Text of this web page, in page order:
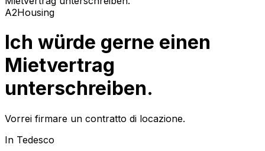
A2Housing
Ich würde gerne einen
Mietvertrag
unterschreiben.
Vorrei firmare un contratto di locazione.
In Tedesco